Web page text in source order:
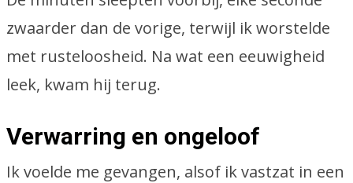
zwaarder dan de vorige, terwijl ik worstelde
met rusteloosheid. Na wat een eeuwigheid
leek, kwam hij terug.
Verwarring en ongeloof
Ik voelde me gevangen, alsof ik vastzat in een